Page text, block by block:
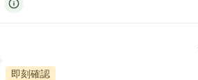
即刻確認